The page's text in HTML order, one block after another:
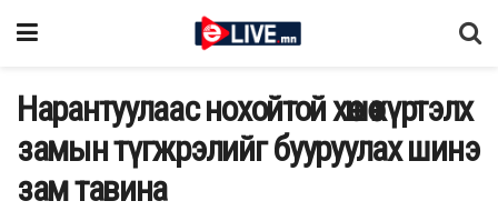
Нарантуулаас нохойтой хөшөө хүртэлх
замын түгжрэлийг бууруулах шинэ
зам тавина